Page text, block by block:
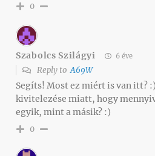
0
Szabolcs Szilágyi 6 éve
Reply toA69W
Segíts! Most ez miért is van itt?
kivitelezése miatt, hogy
egyik, mint a másik? :)
0